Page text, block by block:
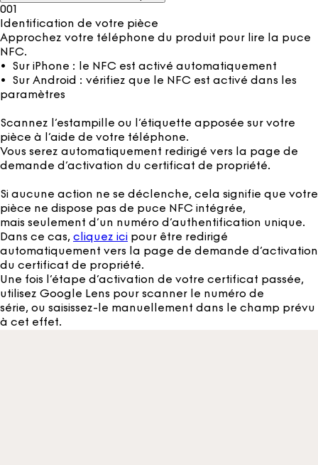
001
Identification de votre pièce
Approchez votre téléphone du produit pour lire la puce
NFC.
• Sur iPhone : le NFC est activé automatiquement
• Sur Android : vérifiez que le NFC est activé dans les
paramètres
Scannez l’estampille ou l’étiquette apposée sur votre
pièce à l’aide de votre téléphone.
Vous serez automatiquement redirigé vers la page de
demande d’activation du certificat de propriété.
Si aucune action ne se déclenche, cela signifie que votre
pièce ne dispose pas de puce NFC intégrée,
mais seulement d’un numéro d’authentification unique.
Dans ce cas, cliquez ici pour être redirigé
automatiquement vers la page de demande d’activation
du certificat de propriété.
Une fois l’étape d’activation de votre certificat passée,
utilisez Google Lens pour scanner le numéro de
série, ou saisissez-le manuellement dans le champ prévu
à cet effet.